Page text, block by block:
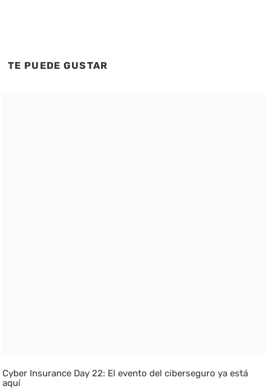
TE PUEDE GUSTAR
Cyber Insurance Day 22: El evento del ciberseguro ya está
aquí